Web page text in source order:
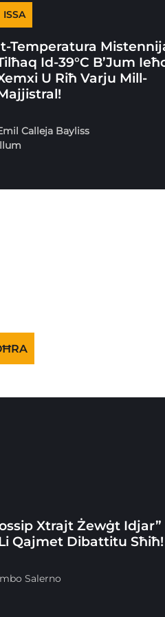
ISSA
Temperatura
Id-39°C B’Jum
U Riħ Varju Mill-
Calleja Bayliss
Xtrajt Żewġt Idjar”
Qajmet Dibattitu Sħiħ!
Salerno